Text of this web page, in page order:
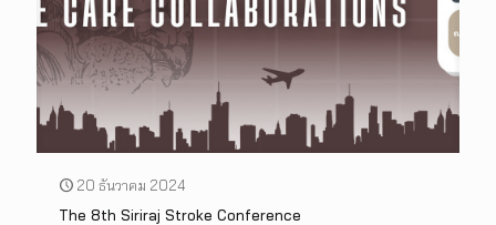
20 ธันวาคม 2024
The 8th Siriraj Stroke Conference